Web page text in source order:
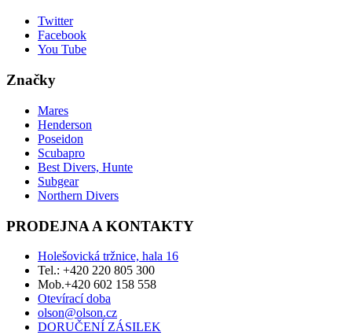
Twitter
Facebook
You Tube
Značky
Mares
Henderson
Poseidon
Scubapro
Best Divers, Hunte
Subgear
Northern Divers
PRODEJNA A KONTAKTY
Holešovická tržnice, hala 16
Tel.: +420 220 805 300
Mob.+420 602 158 558
Otevírací doba
olson@olson.cz
DORUČENÍ ZÁSILEK